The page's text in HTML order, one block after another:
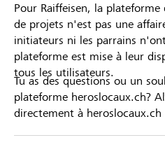
Pour Raiffeisen, la
de projets n'est pas une
initiateurs ni les parrains
plateforme est mise à leur
tous les utilisateurs.
Tu as des questions ou un
plateforme heroslocaux.ch?
directement à